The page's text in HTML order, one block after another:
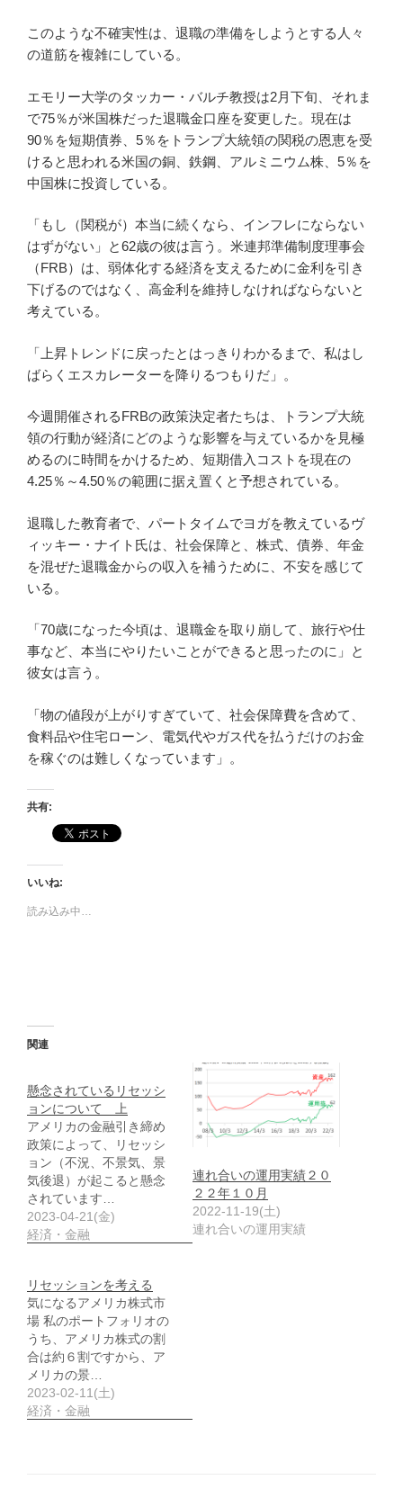
このような不確実性は、退職の準備をしようとする人々
の道筋を複雑にしている。
エモリー大学のタッカー・バルチ教授は2月下旬、それま
で75％が米国株だった退職金口座を変更した。現在は
90％を短期債券、5％をトランプ大統領の関税の恩恵を受
けると思われる米国の銅、鉄鋼、アルミニウム株、5％を
中国株に投資している。
「もし（関税が）本当に続くなら、インフレにならない
はずがない」と62歳の彼は言う。米連邦準備制度理事会
（FRB）は、弱体化する経済を支えるために金利を引き
下げるのではなく、高金利を維持しなければならないと
考えている。
「上昇トレンドに戻ったとはっきりわかるまで、私はし
ばらくエスカレーターを降りるつもりだ」。
今週開催されるFRBの政策決定者たちは、トランプ大統
領の行動が経済にどのような影響を与えているかを見極
めるのに時間をかけるため、短期借入コストを現在の
4.25％～4.50％の範囲に据え置くと予想されている。
退職した教育者で、パートタイムでヨガを教えているヴ
ィッキー・ナイト氏は、社会保障と、株式、債券、年金
を混ぜた退職金からの収入を補うために、不安を感じて
いる。
「70歳になった今頃は、退職金を取り崩して、旅行や仕
事など、本当にやりたいことができると思ったのに」と
彼女は言う。
「物の値段が上がりすぎていて、社会保障費を含めて、
食料品や住宅ローン、電気代やガス代を払うだけのお金
を稼ぐのは難しくなっています」。
共有:
いいね:
読み込み中…
関連
懸念されているリセッシ
ョンについて 上
アメリカの金融引き締め
政策によって、リセッシ
ョン（不況、不景気、景
気後退）が起こると懸念
されています…
2023-04-21(金)
経済・金融
連れ合いの運用実績２０
２２年１０月
2022-11-19(土)
連れ合いの運用実績
リセッションを考える
気になるアメリカ株式市
場 私のポートフォリオの
うち、アメリカ株式の割
合は約６割ですから、ア
メリカの景…
2023-02-11(土)
経済・金融